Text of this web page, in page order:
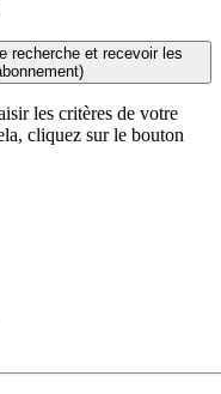
recherche et recevoir les
les critères de votre
cliquez sur le bouton